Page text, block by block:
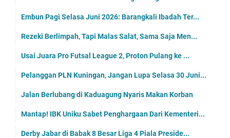
Embun Pagi Selasa Juni 2026: Barangkali Ibadah Ter...
Rezeki Berlimpah, Tapi Malas Salat, Sama Saja Men...
Usai Juara Pro Futsal League 2, Proton Pulang ke ...
Pelanggan PLN Kuningan, Jangan Lupa Selasa 30 Juni...
Jalan Berlubang di Kaduagung Nyaris Makan Korban
Mantap! IBK Uniku Sabet Penghargaan Dari Kementeri...
Derby Jabar di Babak 8 Besar Liga 4 Piala Preside...